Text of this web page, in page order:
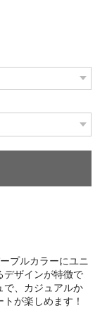
プルカラーにユニ
デザインが特徴で
で、カジュアルか
が楽しめます！